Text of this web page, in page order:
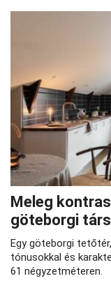
Meleg
göteborgi
Egy göteborgi
tónusokkal és
61 négyzetméteren.